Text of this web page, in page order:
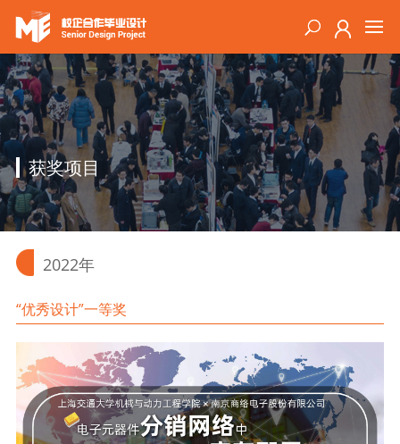
获奖项目
2022年
“优秀设计”一等奖